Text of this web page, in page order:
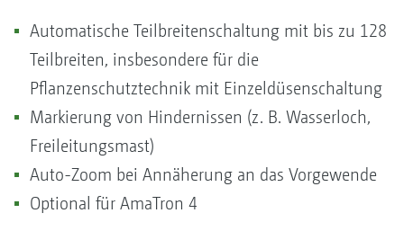
Automatische Teilbreitenschaltung mit bis zu 128
Teilbreiten, insbesondere für die
Pflanzenschutztechnik mit Einzeldüsenschaltung
Markierung von Hindernissen (z. B. Wasserloch,
Freileitungsmast)
Auto-Zoom bei Annäherung an das Vorgewende
Optional für AmaTron 4